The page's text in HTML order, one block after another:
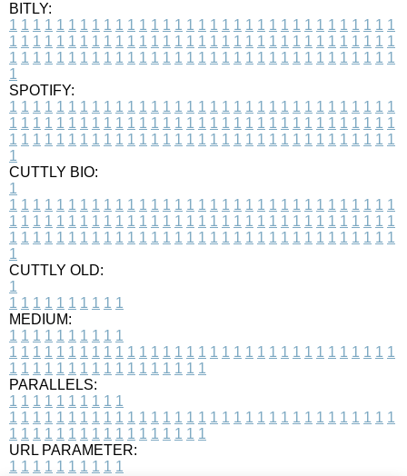
BITLY:
1 1 1 1 1 1 1 1 1 1 1 1 1 1 1 1 1 1 1 1 1 1 1 1 1 1 1 1 1 1 1 1 1
1 1 1 1 1 1 1 1 1 1 1 1 1 1 1 1 1 1 1 1 1 1 1 1 1 1 1 1 1 1 1 1 1
1 1 1 1 1 1 1 1 1 1 1 1 1 1 1 1 1 1 1 1 1 1 1 1 1 1 1 1 1 1 1 1 1
1
SPOTIFY:
1 1 1 1 1 1 1 1 1 1 1 1 1 1 1 1 1 1 1 1 1 1 1 1 1 1 1 1 1 1 1 1 1
1 1 1 1 1 1 1 1 1 1 1 1 1 1 1 1 1 1 1 1 1 1 1 1 1 1 1 1 1 1 1 1 1
1 1 1 1 1 1 1 1 1 1 1 1 1 1 1 1 1 1 1 1 1 1 1 1 1 1 1 1 1 1 1 1 1
1
CUTTLY BIO:
1
1 1 1 1 1 1 1 1 1 1 1 1 1 1 1 1 1 1 1 1 1 1 1 1 1 1 1 1 1 1 1 1 1
1 1 1 1 1 1 1 1 1 1 1 1 1 1 1 1 1 1 1 1 1 1 1 1 1 1 1 1 1 1 1 1 1
1 1 1 1 1 1 1 1 1 1 1 1 1 1 1 1 1 1 1 1 1 1 1 1 1 1 1 1 1 1 1 1 1
1
CUTTLY OLD:
1
1 1 1 1 1 1 1 1 1 1
MEDIUM:
1 1 1 1 1 1 1 1 1 1
1 1 1 1 1 1 1 1 1 1 1 1 1 1 1 1 1 1 1 1 1 1 1 1 1 1 1 1 1 1 1 1 1
1 1 1 1 1 1 1 1 1 1 1 1 1 1 1 1 1
PARALLELS:
1 1 1 1 1 1 1 1 1 1
1 1 1 1 1 1 1 1 1 1 1 1 1 1 1 1 1 1 1 1 1 1 1 1 1 1 1 1 1 1 1 1 1
1 1 1 1 1 1 1 1 1 1 1 1 1 1 1 1 1
URL PARAMETER:
1 1 1 1 1 1 1 1 1 1